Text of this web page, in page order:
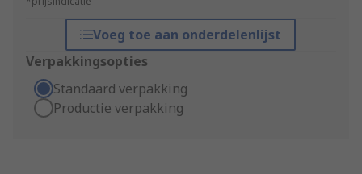
Voeg toe aan onderdelenlijst
Verpakkingsopties
Standaard verpakking
Productie verpakking